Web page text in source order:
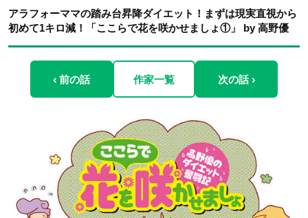
アラフォーママの踏み台昇降ダイエット！まずは現実直視から
初めて1キロ減！「ここらで花を咲かせましょ①」 by 高野優
‹ 前の話 作家一覧 次の話 ›